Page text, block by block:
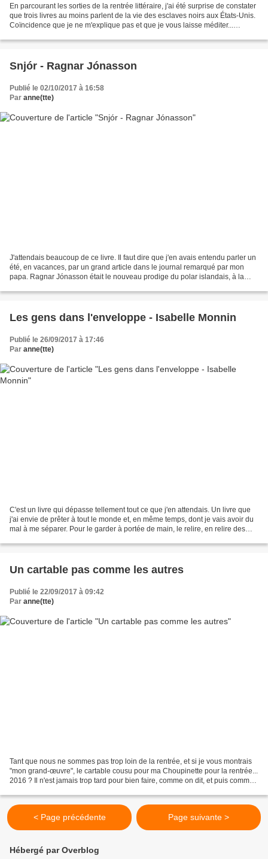
En parcourant les sorties de la rentrée littéraire, j'ai été surprise de constater
que trois livres au moins parlent de la vie des esclaves noirs aux États-Unis.
Coïncidence que je ne m'explique pas et que je vous laisse méditer...
Snjór - Ragnar Jónasson
Publié le 02/10/2017 à 16:58
Par anne(tte)
J'attendais beaucoup de ce livre. Il faut dire que j'en avais entendu parler un
été, en vacances, par un grand article dans le journal remarqué par mon
papa. Ragnar Jónasson était le nouveau prodige du polar islandais, à la
Les gens dans l'enveloppe - Isabelle Monnin
Publié le 26/09/2017 à 17:46
Par anne(tte)
C'est un livre qui dépasse tellement tout ce que j'en attendais. Un livre que
j'ai envie de prêter à tout le monde et, en même temps, dont je vais avoir du
mal à me séparer. Pour le garder à portée de main, le relire, en relire des
Un cartable pas comme les autres
Publié le 22/09/2017 à 09:42
Par anne(tte)
Tant que nous ne sommes pas trop loin de la rentrée, et si je vous montrais
"mon grand-œuvre", le cartable cousu pour ma Choupinette pour la rentrée...
2016 ? Il n'est jamais trop tard pour bien faire, comme on dit, et puis comme
< Page précédente Page suivante >
Hébergé par Overblog